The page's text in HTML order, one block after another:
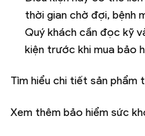
thời gian chờ đợi, bệnh
Quý khách cần đọc kỹ
kiện trước khi mua bảo
Tìm hiểu chi tiết sản phẩm
Xem thêm bảo hiểm sức